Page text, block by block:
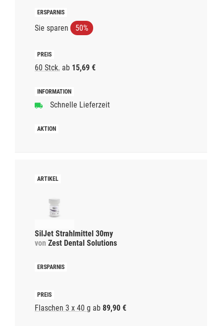
Sie sparen 50%
60 Stck. ab 15,69 €
Schnelle Lieferzeit
SilJet Strahlmittel 30my
von Zest Dental Solutions
Flaschen 3 x 40 g ab 89,90 €